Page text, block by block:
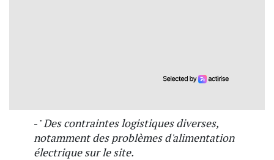
- "Des contraintes logistiques diverses,
notamment des problèmes d'alimentation
électrique sur le site.